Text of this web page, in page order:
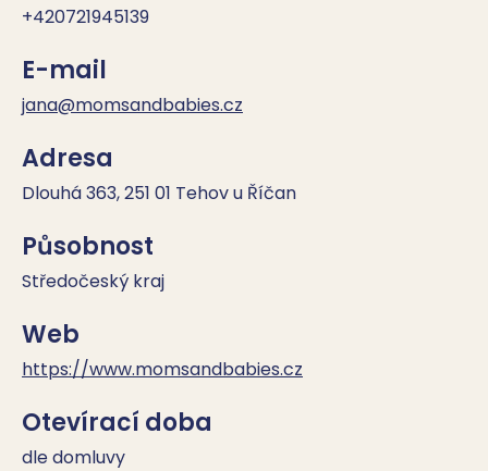
+420721945139
E-mail
jana@momsandbabies.cz
Adresa
Dlouhá 363, 251 01 Tehov u Říčan
Působnost
Středočeský kraj
Web
https://www.momsandbabies.cz
Otevírací doba
dle domluvy